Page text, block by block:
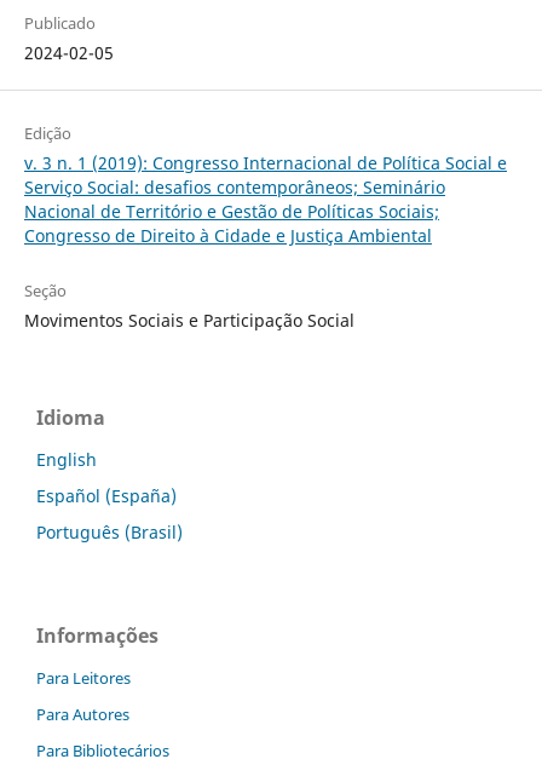
Publicado
2024-02-05
Edição
v. 3 n. 1 (2019): Congresso Internacional de Política Social e
Serviço Social: desafios contemporâneos; Seminário
Nacional de Território e Gestão de Políticas Sociais;
Congresso de Direito à Cidade e Justiça Ambiental
Seção
Movimentos Sociais e Participação Social
Idioma
English
Español (España)
Português (Brasil)
Informações
Para Leitores
Para Autores
Para Bibliotecários